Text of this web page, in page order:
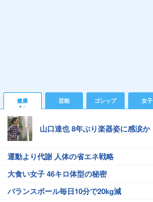
健康 芸能 ゴシップ 女子
山口達也 8年ぶり楽器姿に感涙か
運動より代謝 人体の省エネ戦略
大食い女子 46キロ体型の秘密
バランスボール毎日10分で20kg減